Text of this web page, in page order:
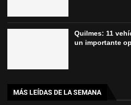
Quilmes: 11
un importante
MÁS LEÍDAS DE LA SEMANA